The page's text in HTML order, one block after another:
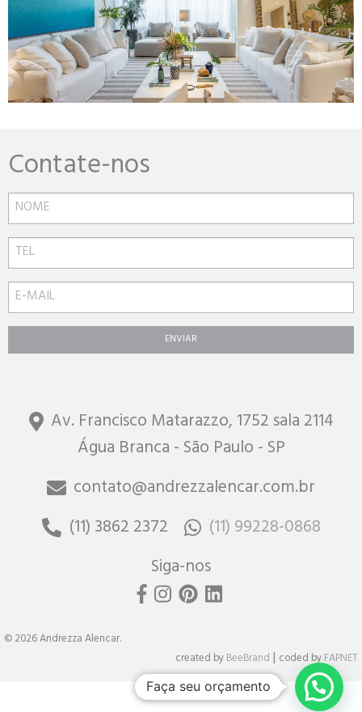
Contate-nos
Av. Francisco Matarazzo, 1752 sala 2114
Água Branca - São Paulo - SP
contato@andrezzalencar.com.br
(11) 3862 2372
(11) 99228-0868
Siga-nos
© 2026 Andrezza Alencar.
created byBeeBrand | coded byFAPNET
Faça seu orçamento